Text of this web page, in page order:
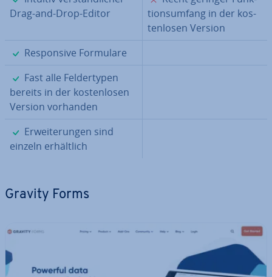
Drag-and-Drop-Editor
ti­ons­um­fang in der kos­
ten­lo­sen Version
✓
Re­spon­si­ve Formulare
✓
Fast alle Fel­der­ty­pen
bereits in der kos­ten­lo­sen
Version vorhanden
✓
Er­wei­te­run­gen sind
einzeln er­hält­lich
Gravity Forms